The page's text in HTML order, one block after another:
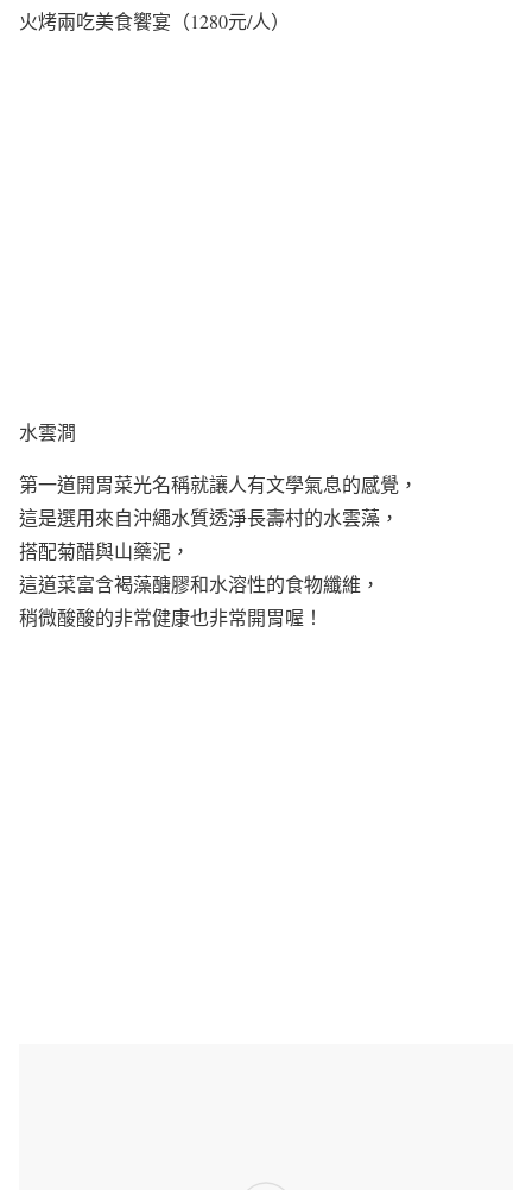
火烤兩吃美食饗宴（1280元/人）
水雲澗
第一道開胃菜光名稱就讓人有文學氣息的感覺，
這是選用來自沖繩水質透淨長壽村的水雲藻，
搭配菊醋與山藥泥，
這道菜富含褐藻醣膠和水溶性的食物纖維，
稍微酸酸的非常健康也非常開胃喔！